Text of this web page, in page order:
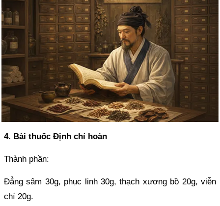
4. Bài thuốc Định chí hoàn
Thành phần:
Đẳng sâm 30g, phục linh 30g, thạch xương bồ 20g, viễn
chí 20g.